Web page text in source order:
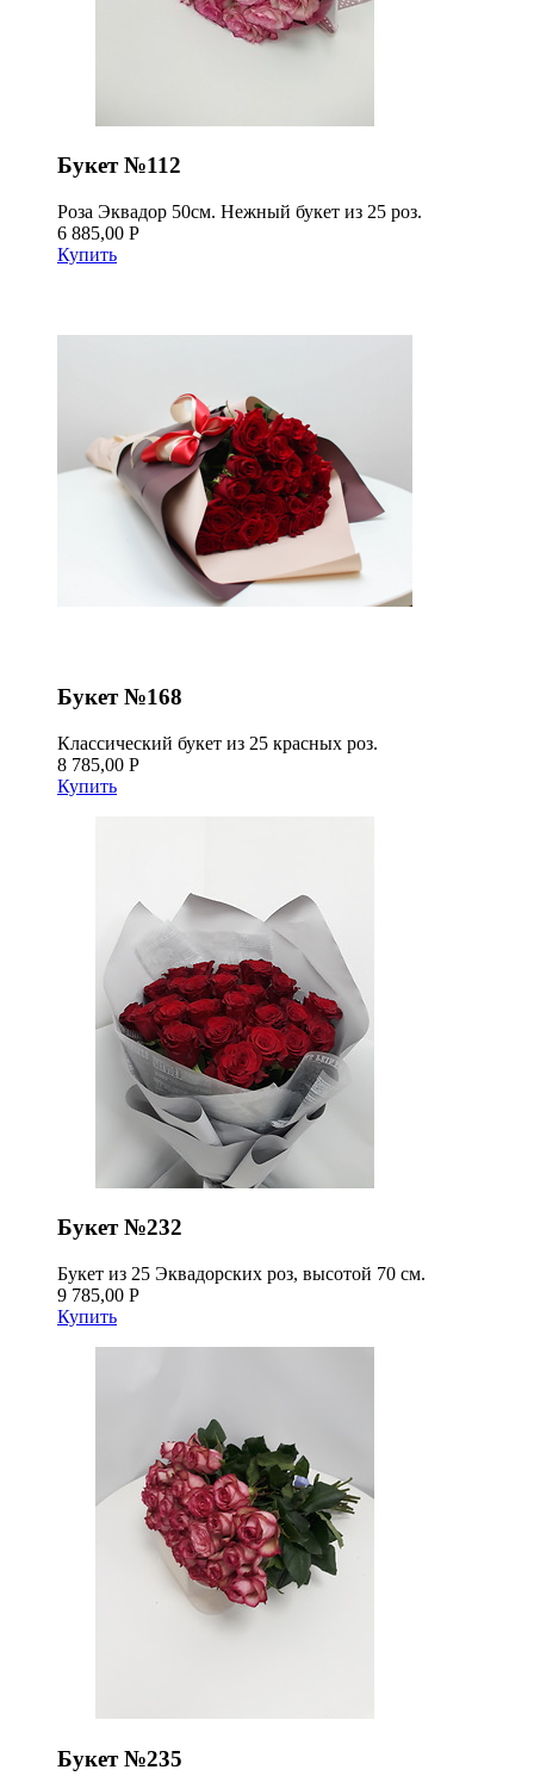
Букет №112
Роза Эквадор 50см. Нежный букет из 25 роз.
6 885,00 Р
Купить
Букет №168
Классический букет из 25 красных роз.
8 785,00 Р
Купить
Букет №232
Букет из 25 Эквадорских роз, высотой 70 см.
9 785,00 Р
Купить
Букет №235